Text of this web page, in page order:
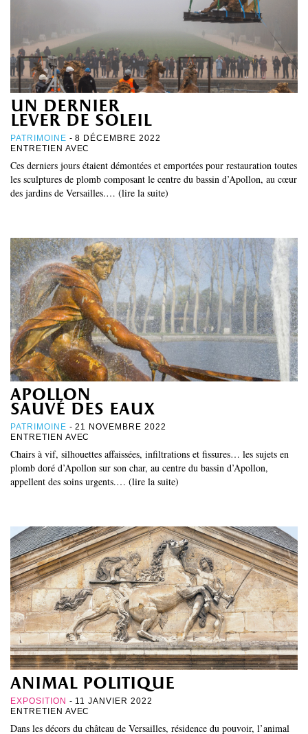
un dernier
lever de soleil
PATRIMOINE - 8 DÉCEMBRE 2022
ENTRETIEN AVEC
Ces derniers jours étaient démontées et emportées pour restauration toutes
les sculptures de plomb composant le centre du bassin d’Apollon, au cœur
des jardins de Versailles.… (lire la suite)
apollon
sauvé des eaux
PATRIMOINE - 21 NOVEMBRE 2022
ENTRETIEN AVEC
Chairs à vif, silhouettes affaissées, infiltrations et fissures… les sujets en
plomb doré d’Apollon sur son char, au centre du bassin d’Apollon,
appellent des soins urgents.… (lire la suite)
animal politique
EXPOSITION - 11 JANVIER 2022
ENTRETIEN AVEC
Dans les décors du château de Versailles, résidence du pouvoir, l’animal